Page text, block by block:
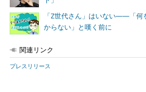
「Z世代さん」はいない――「何
からない」と嘆く前に
関連リンク
プレスリリース